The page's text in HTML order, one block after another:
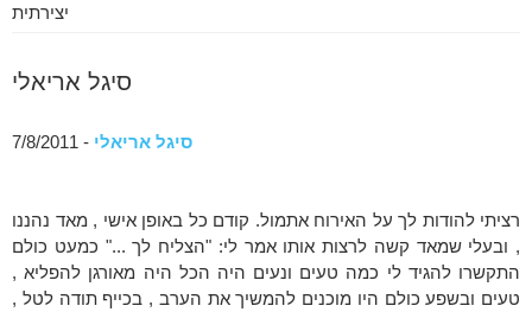
יצירתית
סיגל אריאלי
סיגל אריאלי - 7/8/2011
רציתי להודות לך על האירוח אתמול. קודם כל באופן אישי , מאד נהננו
, ובעלי שמאד קשה לרצות אותו אמר לי: "הצליח לך ..." כמעט כולם
התקשרו להגיד לי כמה טעים ונעים היה הכל היה מאורגן להפליא ,
טעים ובשפע כולם היו מוכנים להמשיך את הערב , בכייף תודה לטל ,